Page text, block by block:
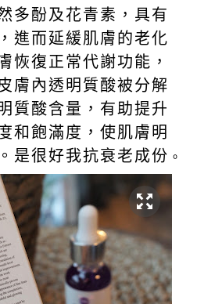
多酚及花青素，具有
進而延緩肌膚的老化
恢復正常代謝功能，
膚內透明質酸被分解
質酸含量，有助提升
和飽滿度，使肌膚明
是很好我抗衰老成份 。